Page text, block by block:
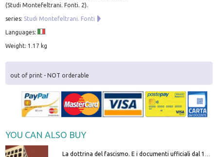
(Studi Montefeltrani. Fonti. 2).
series: Studi Montefeltrani. Fonti
Languages:
Weight: 1.17 kg
out of print - NOT orderable
YOU CAN ALSO BUY